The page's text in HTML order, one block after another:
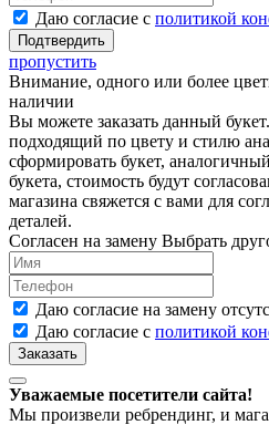
Даю согласие с политикой
пропустить
Внимание, одного или более
наличии
Вы можете заказать данный
подходящий по цвету и стилю
сформировать букет,
букета, стоимость будут
магазина свяжется с вами для
деталей.
Согласен на замену Выбрать
Даю согласие на замену
Даю согласие с политикой
Уважаемые посетители сайта!
Мы произвели ребрендинг, и